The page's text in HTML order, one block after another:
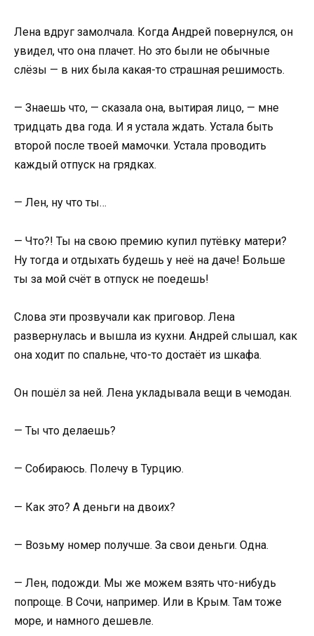
Лена вдруг замолчала. Когда Андрей повернулся, он
увидел, что она плачет. Но это были не обычные
слёзы — в них была какая-то страшная решимость.
— Знаешь что, — сказала она, вытирая лицо, — мне
тридцать два года. И я устала ждать. Устала быть
второй после твоей мамочки. Устала проводить
каждый отпуск на грядках.
— Лен, ну что ты…
— Что?! Ты на свою премию купил путёвку матери?
Ну тогда и отдыхать будешь у неё на даче! Больше
ты за мой счёт в отпуск не поедешь!
Слова эти прозвучали как приговор. Лена
развернулась и вышла из кухни. Андрей слышал, как
она ходит по спальне, что-то достаёт из шкафа.
Он пошёл за ней. Лена укладывала вещи в чемодан.
— Ты что делаешь?
— Собираюсь. Полечу в Турцию.
— Как это? А деньги на двоих?
— Возьму номер получше. За свои деньги. Одна.
— Лен, подожди. Мы же можем взять что-нибудь
попроще. В Сочи, например. Или в Крым. Там тоже
море, и намного дешевле.